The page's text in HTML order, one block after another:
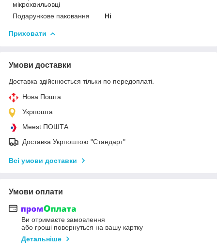
мікрохвильовці
Подарункове паковання Ні
Приховати
Умови доставки
Доставка здійснюється тільки по передоплаті.
Нова Пошта
Укрпошта
Meest ПОШТА
Доставка Укрпоштою "Стандарт"
Всі умови доставки
Умови оплати
Ви отримаєте замовлення
або гроші повернуться на вашу картку
Детальніше